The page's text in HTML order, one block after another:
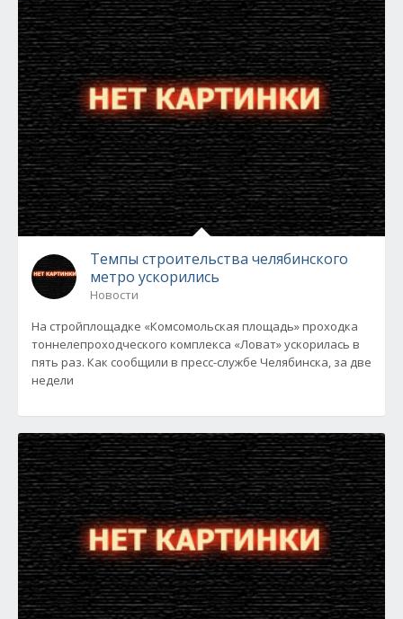
Темпы строительства челябинского
метро ускорились
Новости
На стройплощадке «Комсомольская площадь» проходка
тоннелепроходческого комплекса «Ловат» ускорилась в
пять раз. Как сообщили в пресс-службе Челябинска, за две
недели